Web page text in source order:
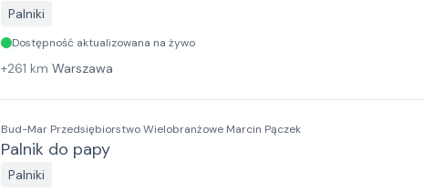
Palniki
Dostępność aktualizowana na żywo
+261 km Warszawa
Bud-Mar Przedsiębiorstwo Wielobranżowe Marcin Pączek
Palnik do papy
Palniki